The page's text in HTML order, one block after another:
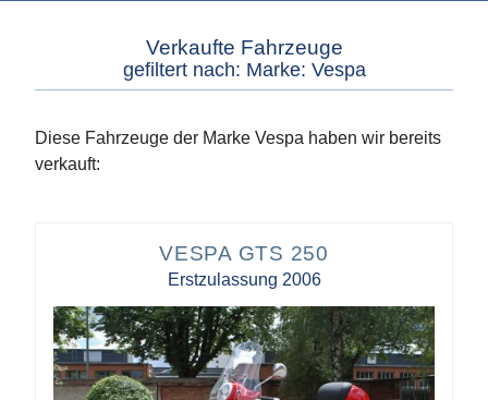
Verkaufte Fahrzeuge
gefiltert nach: Marke: Vespa
Diese Fahrzeuge der Marke Vespa haben wir bereits
verkauft:
VESPA GTS 250
Erstzulassung 2006